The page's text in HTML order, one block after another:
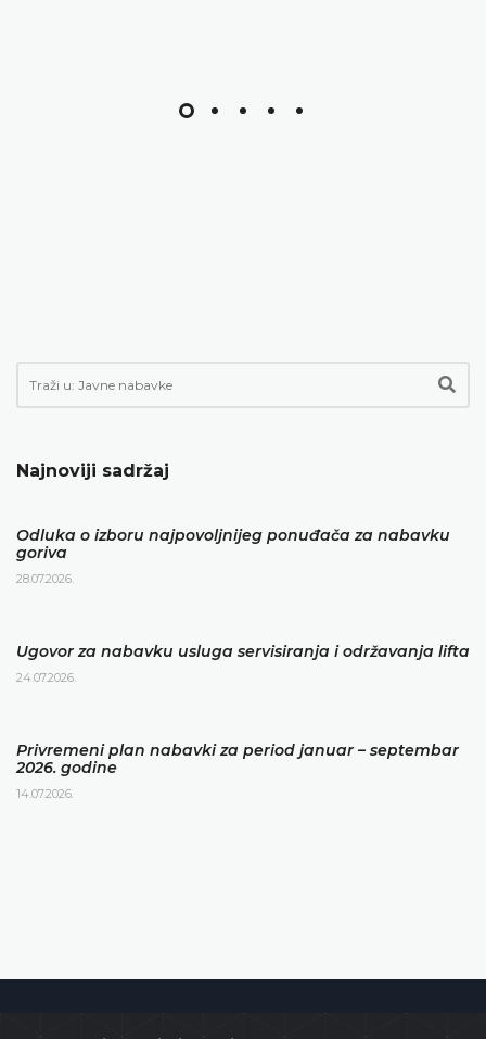
Najnoviji sadržaj
Odluka o izboru najpovoljnijeg ponuđača za nabavku
goriva
28.07.2026.
Ugovor za nabavku usluga servisiranja i održavanja lifta
24.07.2026.
Privremeni plan nabavki za period januar – septembar
2026. godine
14.07.2026.